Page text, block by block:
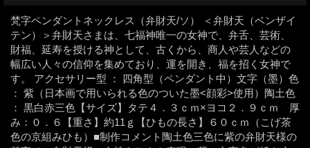
梵字ペンダントネックレス（弁財天/ソ） ＜弁財天（ベンザイ
テン）＞弁財天さまは、七福神唯一の女神で、弁舌、芸術、
財福、延寿を授ける神として、古くから、商人や芸人などの
幅広い人々の信仰を集めており、運を開き、福を招く女神で
す。 アクセサリー型 ： 四角型（ペンダント中）文字（墨）色
： 紫（日本画で用いられる色のついた墨<顔彩>使用）陶土色
： 黒白赤三色【サイズ】タテ４．３ｃｍ×ヨコ２．９ｃｍ 厚
み：０．６【重さ】約11ｇ【ひもの長さ】６０ｃｍ（こげ茶
色の京組みひも）■制作コメント陶土色三色に紫の弁財天様の